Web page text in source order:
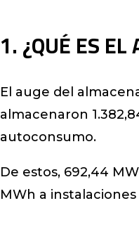
1. ¿QUÉ ES
El auge del
almacenaron
autoconsumo.
De estos, 692,44
MWh a